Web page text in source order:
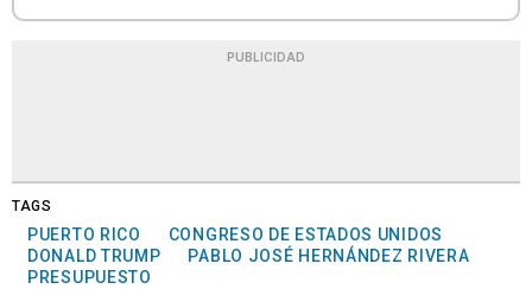
PUBLICIDAD
TAGS
PUERTO RICO
CONGRESO DE ESTADOS UNIDOS
DONALD TRUMP
PABLO JOSÉ HERNÁNDEZ RIVERA
PRESUPUESTO